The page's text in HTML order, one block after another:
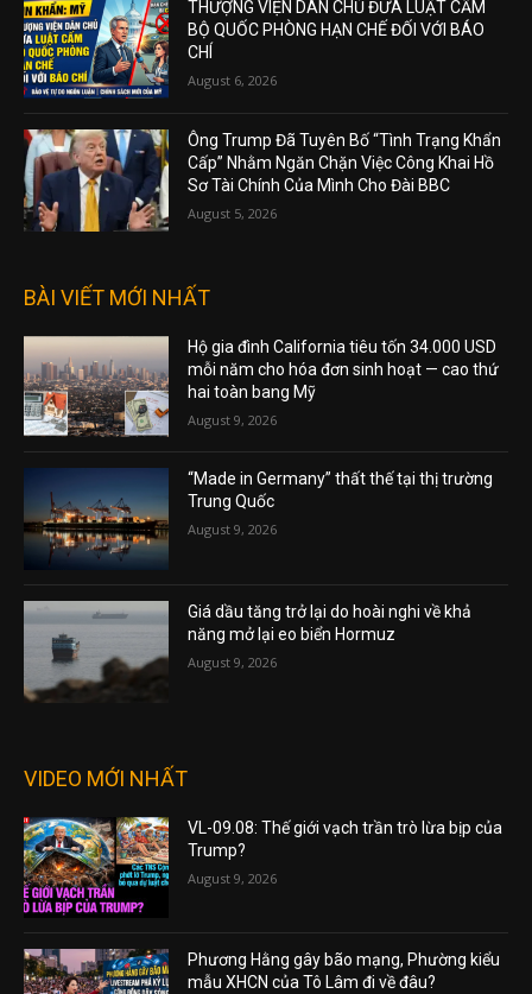
THƯỢNG VIỆN DÂN CHỦ ĐƯA LUẬT CẤM
BỘ QUỐC PHÒNG HẠN CHẾ ĐỐI VỚI BÁO
CHÍ
August 6, 2026
Ông Trump Đã Tuyên Bố “Tình Trạng Khẩn
Cấp” Nhằm Ngăn Chặn Việc Công Khai Hồ
Sơ Tài Chính Của Mình Cho Đài BBC
August 5, 2026
BÀI VIẾT MỚI NHẤT
Hộ gia đình California tiêu tốn 34.000 USD
mỗi năm cho hóa đơn sinh hoạt — cao thứ
hai toàn bang Mỹ
August 9, 2026
“Made in Germany” thất thế tại thị trường
Trung Quốc
August 9, 2026
Giá dầu tăng trở lại do hoài nghi về khả
năng mở lại eo biển Hormuz
August 9, 2026
VIDEO MỚI NHẤT
VL-09.08: Thế giới vạch trần trò lừa bịp của
Trump?
August 9, 2026
Phương Hằng gây bão mạng, Phường kiểu
mẫu XHCN của Tô Lâm đi về đâu?